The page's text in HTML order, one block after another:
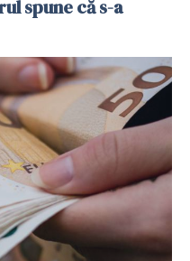
spune că s-a